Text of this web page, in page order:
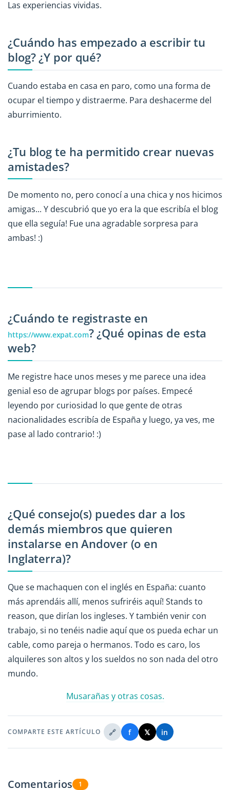
Las experiencias vividas.
¿Cuándo has empezado a escribir tu
blog? ¿Y por qué?
Cuando estaba en casa en paro, como una forma de
ocupar el tiempo y distraerme. Para deshacerme del
aburrimiento.
¿Tu blog te ha permitido crear nuevas
amistades?
De momento no, pero conocí a una chica y nos hicimos
amigas... Y descubrió que yo era la que escribía el blog
que ella seguía! Fue una agradable sorpresa para
ambas! :)
¿Cuándo te registraste en
https://www.expat.com? ¿Qué opinas de esta
web?
Me registre hace unos meses y me parece una idea
genial eso de agrupar blogs por países. Empecé
leyendo por curiosidad lo que gente de otras
nacionalidades escribía de España y luego, ya ves, me
pase al lado contrario! :)
¿Qué consejo(s) puedes dar a los
demás miembros que quieren
instalarse en Andover (o en
Inglaterra)?
Que se machaquen con el inglés en España: cuanto
más aprendáis allí, menos sufriréis aquí! Stands to
reason, que dirían los ingleses. Y también venir con
trabajo, si no tenéis nadie aquí que os pueda echar un
cable, como pareja o hermanos. Todo es caro, los
alquileres son altos y los sueldos no son nada del otro
mundo.
Musarañas y otras cosas.
COMPARTE ESTE ARTÍCULO 🔗 f 𝕏 in
Comentarios 1